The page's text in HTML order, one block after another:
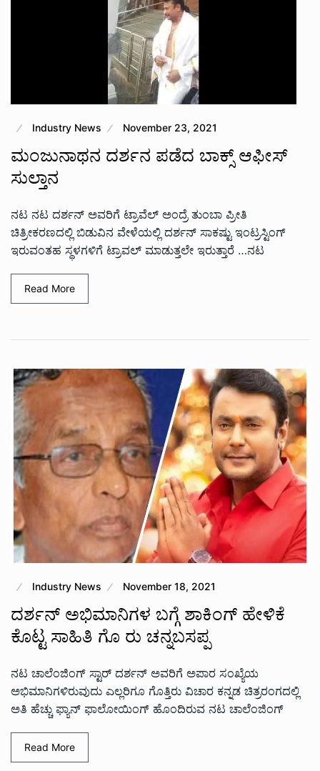
Industry News November 23, 2021
ಮಂಜುನಾಥನ ದರ್ಶನ ಪಡೆದ ಬಾಕ್ಸ್ ಆಫೀಸ್
ಸುಲ್ತಾನ
ನಟ ನಟ ದರ್ಶನ್ ಅವರಿಗೆ ಟ್ರಾವೆಲ್ ಅಂದ್ರೆ ತುಂಬಾ ಪ್ರೀತಿ
ಚಿತ್ರೀಕರಣದಲ್ಲಿ ಬಿಡುವಿನ ವೇಳೆಯಲ್ಲಿ ದರ್ಶನ್ ಸಾಕಷ್ಟು ಇಂಟ್ರಸ್ಟಿಂಗ್
ಇರುವಂತಹ ಸ್ಥಳಗಳಿಗೆ ಟ್ರಾವಲ್ ಮಾಡುತ್ತಲೇ ಇರುತ್ತಾರೆ …ನಟ
Read More
Industry News November 18, 2021
ದರ್ಶನ್ ಅಭಿಮಾನಿಗಳ ಬಗ್ಗೆ ಶಾಕಿಂಗ್ ಹೇಳಿಕೆ
ಕೊಟ್ಟ ಸಾಹಿತಿ ಗೊ ರು ಚನ್ನಬಸಪ್ಪ
ನಟ ಚಾಲೆಂಜಿಂಗ್ ಸ್ಟಾರ್ ದರ್ಶನ್ ಅವರಿಗೆ ಅಪಾರ ಸಂಖ್ಯೆಯ
ಅಭಿಮಾನಿಗಳಿರುವುದು ಎಲ್ಲರಿಗೂ ಗೊತ್ತಿರು ವಿಚಾರ ಕನ್ನಡ ಚಿತ್ರರಂಗದಲ್ಲಿ
ಅತಿ ಹೆಚ್ಚು ಫ್ಯಾನ್ ಫಾಲೋಯಿಂಗ್ ಹೊಂದಿರುವ ನಟ ಚಾಲೆಂಜಿಂಗ್
Read More